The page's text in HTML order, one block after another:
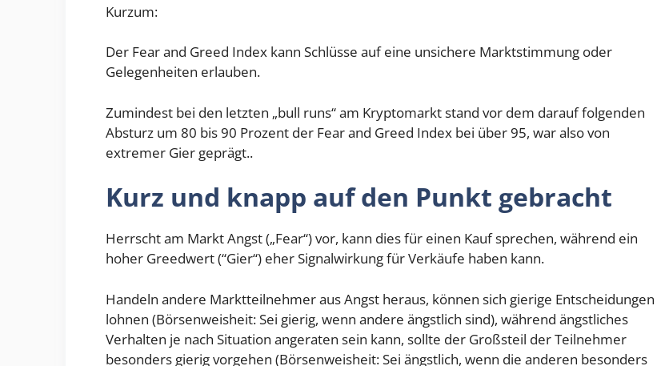
Kurzum:
Der Fear and Greed Index kann Schlüsse auf eine unsichere Marktstimmung oder
Gelegenheiten erlauben.
Zumindest bei den letzten „bull runs“ am Kryptomarkt stand vor dem darauf folgenden
Absturz um 80 bis 90 Prozent der Fear and Greed Index bei über 95, war also von
extremer Gier geprägt..
Kurz und knapp auf den Punkt gebracht
Herrscht am Markt Angst („Fear“) vor, kann dies für einen Kauf sprechen, während ein
hoher Greedwert (“Gier“) eher Signalwirkung für Verkäufe haben kann.
Handeln andere Marktteilnehmer aus Angst heraus, können sich gierige Entscheidungen
lohnen (Börsenweisheit: Sei gierig, wenn andere ängstlich sind), während ängstliches
Verhalten je nach Situation angeraten sein kann, sollte der Großsteil der Teilnehmer
besonders gierig vorgehen (Börsenweisheit: Sei ängstlich, wenn die anderen besonders